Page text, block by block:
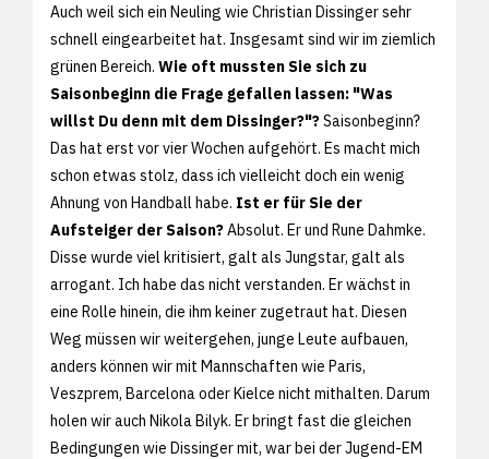
Auch weil sich ein Neuling wie Christian Dissinger sehr
schnell eingearbeitet hat. Insgesamt sind wir im ziemlich
grünen Bereich. Wie oft mussten Sie sich zu
Saisonbeginn die Frage gefallen lassen: "Was
willst Du denn mit dem Dissinger?"?Saisonbeginn?
Das hat erst vor vier Wochen aufgehört. Es macht mich
schon etwas stolz, dass ich vielleicht doch ein wenig
Ahnung von Handball habe. Ist er für Sie der
Aufsteiger der Saison?Absolut. Er und Rune Dahmke.
Disse wurde viel kritisiert, galt als Jungstar, galt als
arrogant. Ich habe das nicht verstanden. Er wächst in
eine Rolle hinein, die ihm keiner zugetraut hat. Diesen
Weg müssen wir weitergehen, junge Leute aufbauen,
anders können wir mit Mannschaften wie Paris,
Veszprem, Barcelona oder Kielce nicht mithalten. Darum
holen wir auch Nikola Bilyk. Er bringt fast die gleichen
Bedingungen wie Dissinger mit, war bei der Jugend-EM